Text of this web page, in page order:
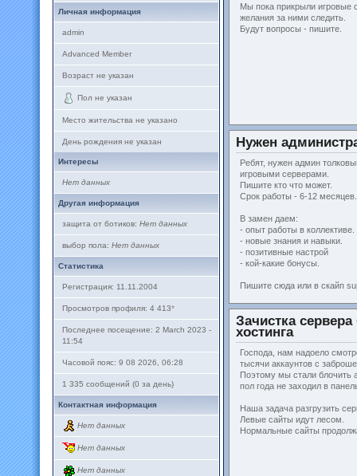
Личная информация
admin
Advanced Member
Возраст не указан
Пол не указан
Место жительства не указано
День рождения не указан
Интересы
Нет данных
Другая информация
защита от ботиков: Нет данных
выбор пола: Нет данных
Статистика
Регистрация: 11.11.2004
Просмотров профиля: 4 413*
Последнее посещение: 2 March 2023 -
11:54
Часовой пояс: 9 08 2026, 06:28
1 335 сообщений (0 за день)
Контактная информация
Нет данных
Нет данных
Нет данных
Мы пока прикрыли игровые
желания за ними следить.
Будут вопросы - пишите.
Нужен
Ребят, нужен админ
игровыми серверами.
Пишите кто что может.
Срок работы - 6-12
В замен даем:
- опыт работы в коллективе.
- новые знания и навыки.
- позитивные настрой
- кой-какие бонусы.
Пишите сюда или в скайп
Зачистка сервера
хостинга
Господа, нам надоело
тысячи аккаунтов с
Поэтому мы стали блочить
пол года не заходил в
Наша задача разгрузить
Левые сайты идут лесом.
Нормальные сайты